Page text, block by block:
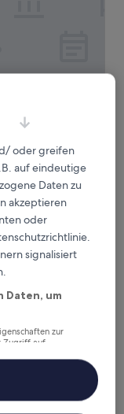
entfernt
Preis
beträgt
179 €
Steuern & Gebühren
12. Aug.–13. Aug.
oder greifen
auf eindeutige
Daten zu
akzeptieren
oder
signalisiert
Daten, um
zur
Zugriff auf
von Inhalten,
von